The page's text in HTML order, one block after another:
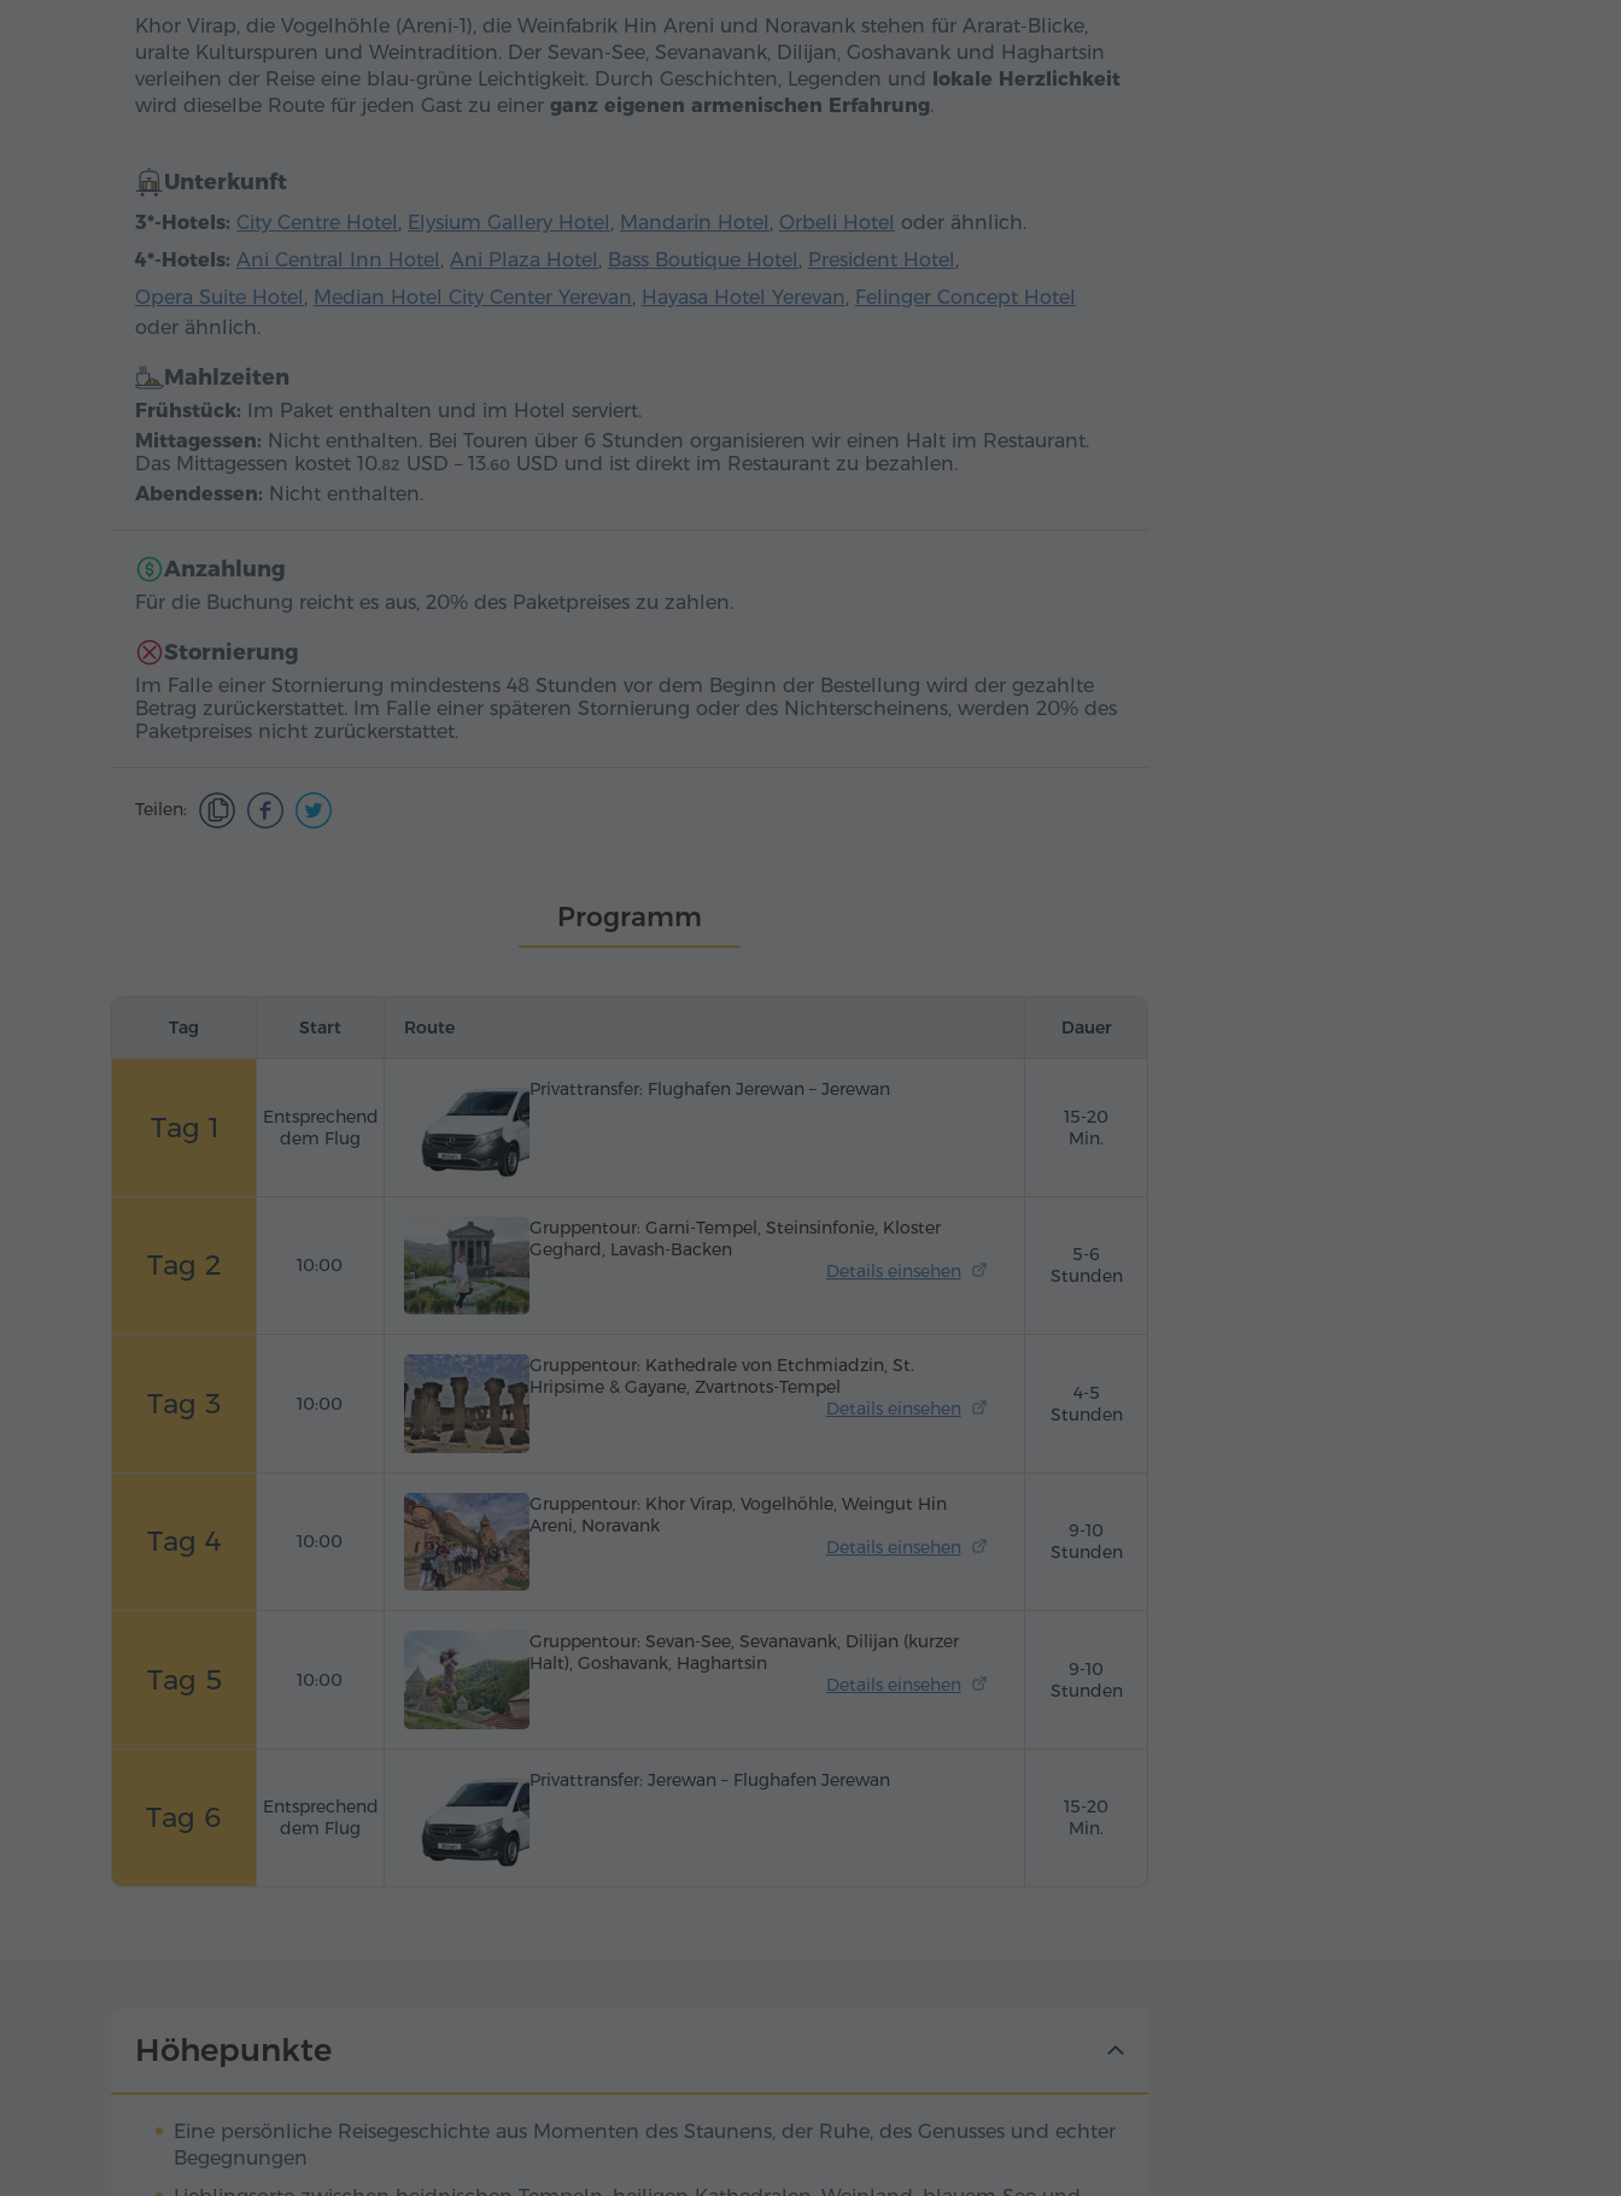
Khor Virap, die Vogelhöhle (Areni-1), die Weinfabrik Hin Areni und Noravank stehen für Ararat-Blicke,
uralte Kulturspuren und Weintradition. Der Sevan-See, Sevanavank, Dilijan, Goshavank und Haghartsin
verleihen der Reise eine blau-grüne Leichtigkeit. Durch Geschichten, Legenden und lokale Herzlichkeit
wird dieselbe Route für jeden Gast zu einer ganz eigenen armenischen Erfahrung.
Unterkunft
3*-Hotels: City Centre Hotel, Elysium Gallery Hotel, Mandarin Hotel, Orbeli Hotel oder ähnlich.
4*-Hotels: Ani Central Inn Hotel, Ani Plaza Hotel, Bass Boutique Hotel, President Hotel,
Opera Suite Hotel, Median Hotel City Center Yerevan, Hayasa Hotel Yerevan, Felinger Concept Hotel
oder ähnlich.
Mahlzeiten
Frühstück: Im Paket enthalten und im Hotel serviert.
Mittagessen: Nicht enthalten. Bei Touren über 6 Stunden organisieren wir einen Halt im Restaurant.
Das Mittagessen kostet 10.82 USD – 13.60 USD und ist direkt im Restaurant zu bezahlen.
Abendessen: Nicht enthalten.
Anzahlung
Für die Buchung reicht es aus, 20% des Paketpreises zu zahlen.
Stornierung
Im Falle einer Stornierung mindestens 48 Stunden vor dem Beginn der Bestellung wird der gezahlte
Betrag zurückerstattet. Im Falle einer späteren Stornierung oder des Nichterscheinens, werden 20% des
Paketpreises nicht zurückerstattet.
Teilen:
Programm
Tag Start Route Dauer
Tag 1
Entsprechend
dem Flug
Privattransfer: Flughafen Jerewan – Jerewan
15-20
Min.
Tag 2 10:00
Gruppentour: Garni-Tempel, Steinsinfonie, Kloster
Geghard, Lavash-Backen
Details einsehen
5-6
Stunden
Tag 3 10:00
Gruppentour: Kathedrale von Etchmiadzin, St.
Hripsime & Gayane, Zvartnots-Tempel
Details einsehen
4-5
Stunden
Tag 4 10:00
Gruppentour: Khor Virap, Vogelhöhle, Weingut Hin
Areni, Noravank
Details einsehen
9-10
Stunden
Tag 5 10:00
Gruppentour: Sevan-See, Sevanavank, Dilijan (kurzer
Halt), Goshavank, Haghartsin
Details einsehen
9-10
Stunden
Tag 6
Entsprechend
dem Flug
Privattransfer: Jerewan – Flughafen Jerewan
15-20
Min.
Höhepunkte
Eine persönliche Reisegeschichte aus Momenten des Staunens, der Ruhe, des Genusses und echter
Begegnungen